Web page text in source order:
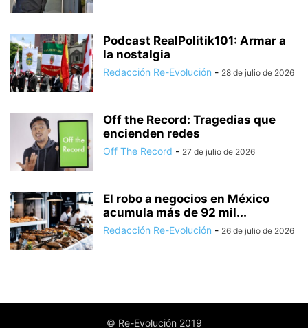
Podcast RealPolitik101: Armar a
la nostalgia
Redacción Re-Evolución - 28 de julio de 2026
Off the Record: Tragedias que
encienden redes
Off The Record - 27 de julio de 2026
El robo a negocios en México
acumula más de 92 mil...
Redacción Re-Evolución - 26 de julio de 2026
© Re-Evolución 2019